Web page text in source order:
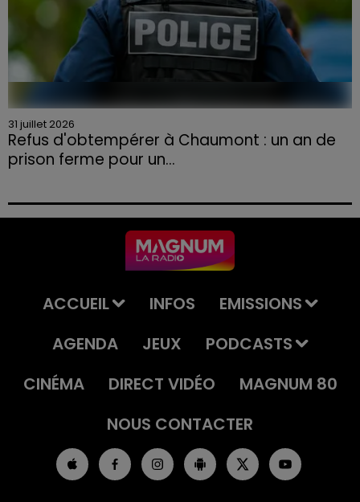
31 juillet 2026
Refus d'obtempérer à Chaumont : un an de
prison ferme pour un...
permis et la confiscation de son véhicule.
ACCUEIL INFOS
EMISSIONS
AGENDA
JEUX
PODCASTS
CINÉMA
DIRECT VIDÉO
MAGNUM 80
NOUS CONTACTER